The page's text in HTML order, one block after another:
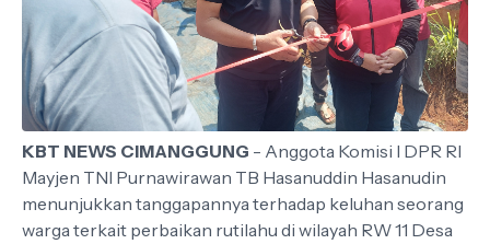
KBT NEWS CIMANGGUNG - Anggota Komisi I DPR RI
Mayjen TNI Purnawirawan TB Hasanuddin Hasanudin
menunjukkan tanggapannya terhadap keluhan seorang
warga terkait perbaikan rutilahu di wilayah RW 11 Desa